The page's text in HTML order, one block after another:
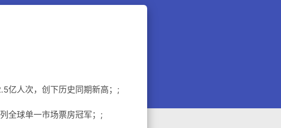
亿人次，创下历史同期新高；;
全球单一市场票房冠军；;